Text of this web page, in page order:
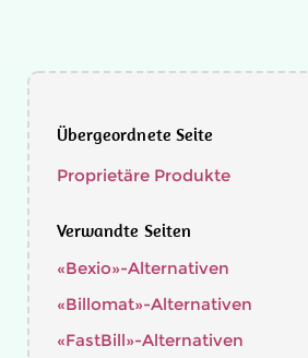
Übergeordnete Seite
Proprietäre Produkte
Verwandte Seiten
«Bexio»-Alternativen
«Billomat»-Alternativen
«FastBill»-Alternativen